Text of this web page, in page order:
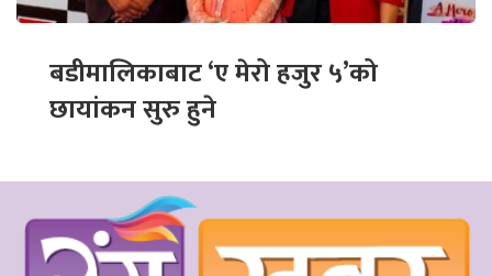
बडीमालिकाबाट ‘ए मेरो हजुर ५’को
छायांकन सुरु हुने